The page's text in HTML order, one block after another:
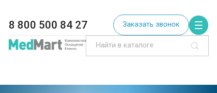
8 800 500 84 27 Заказать звонок